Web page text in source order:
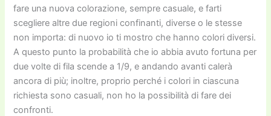
fare una nuova colorazione, sempre casuale, e farti
scegliere altre due regioni confinanti, diverse o le stesse
non importa: di nuovo io ti mostro che hanno colori diversi.
A questo punto la probabilità che io abbia avuto fortuna per
due volte di fila scende a 1/9, e andando avanti calerà
ancora di più; inoltre, proprio perché i colori in ciascuna
richiesta sono casuali, non ho la possibilità di fare dei
confronti.